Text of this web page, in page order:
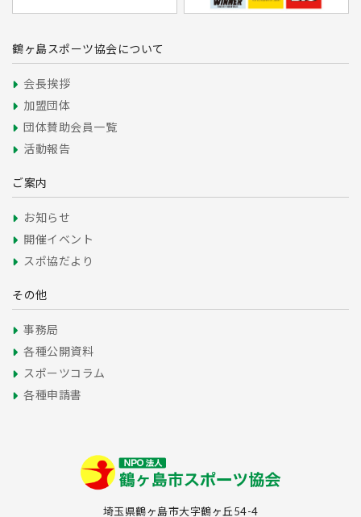
鶴ヶ島スポーツ協会について
会長挨拶
加盟団体
団体賛助会員一覧
活動報告
ご案内
お知らせ
開催イベント
スポ協だより
その他
事務局
各種公開資料
スポーツコラム
各種申請書
埼玉県鶴ヶ島市大字鶴ヶ丘54-4